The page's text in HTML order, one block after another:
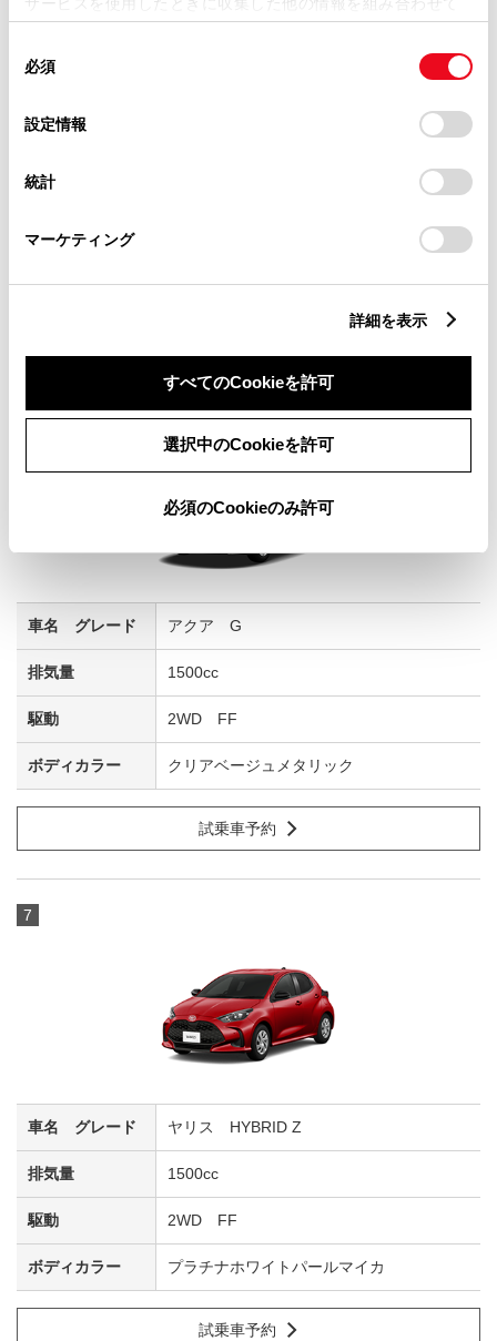
使用することがあります。当ウェブサイトの使用を続行する
デバイスにすべてのCookie(クッキー)が保存されることに同
意したことになります。Cookie(クッキー)のオプトアウト、
設定の変更、同意を撤回したりするにあたっては、当社の
「Cookie（クッキー）情報の取り扱いについて
」をご覧くだ
必須
設定情報
統計
マーケティング
詳細を表示
すべてのCookieを許可
選択中のCookieを許可
必須のCookieのみ許可
ヤリス クロス HYBRID Z Adventure
6
アクア G
1500cc
2WD FF
クリアベージュメタリック
試乗車予約
7
ヤリス HYBRID Z
1500cc
2WD FF
プラチナホワイトパールマイカ
試乗車予約